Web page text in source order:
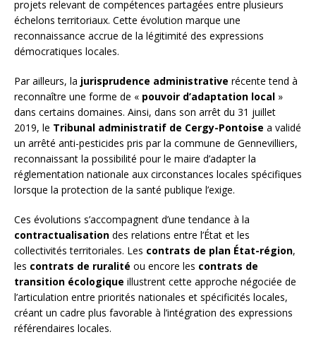
projets relevant de compétences partagées entre plusieurs
échelons territoriaux. Cette évolution marque une
reconnaissance accrue de la légitimité des expressions
démocratiques locales.
Par ailleurs, la jurisprudence administrative récente tend à
reconnaître une forme de « pouvoir d’adaptation local »
dans certains domaines. Ainsi, dans son arrêt du 31 juillet
2019, le Tribunal administratif de Cergy-Pontoise a validé
un arrêté anti-pesticides pris par la commune de Gennevilliers,
reconnaissant la possibilité pour le maire d’adapter la
réglementation nationale aux circonstances locales spécifiques
lorsque la protection de la santé publique l’exige.
Ces évolutions s’accompagnent d’une tendance à la
contractualisation des relations entre l’État et les
collectivités territoriales. Les contrats de plan État-région,
les contrats de ruralité ou encore les contrats de
transition écologique illustrent cette approche négociée de
l’articulation entre priorités nationales et spécificités locales,
créant un cadre plus favorable à l’intégration des expressions
référendaires locales.